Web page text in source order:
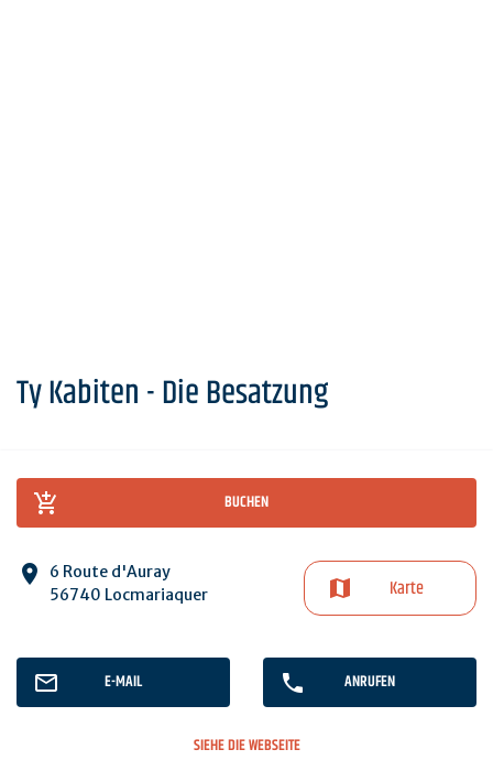
Ty Kabiten - Die Besatzung
BUCHEN
6 Route d'Auray
56740 Locmariaquer
Karte
E-MAIL ANRUFEN
SIEHE DIE WEBSEITE